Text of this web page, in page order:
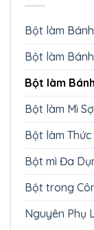
Bột làm
Bột làm
Bột làm
Bột làm Mì
Bột làm Thức
Bột mì Đa
Bột trong
Nguyên Phụ